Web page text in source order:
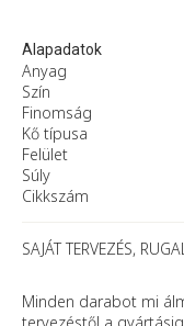
Alapadatok
Anyag
Szín
Finomság
Kő típusa
Felület
Súly
Cikkszám
SAJÁT TERVEZÉS,
Minden darabot mi